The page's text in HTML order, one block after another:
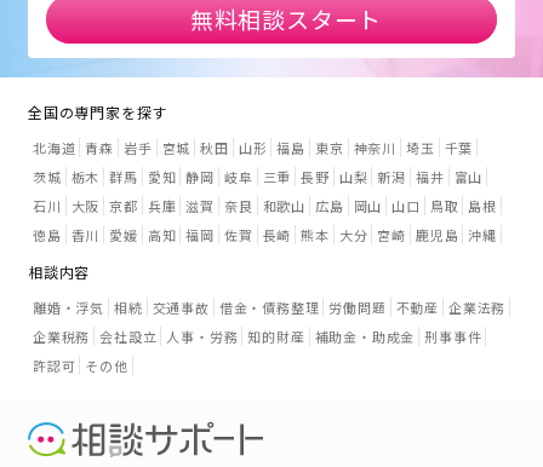
無料相談スタート
全国の専門家を探す
北海道 青森 岩手 宮城 秋田 山形 福島 東京 神奈川 埼玉
千葉
茨城 栃木 群馬 愛知 静岡 岐阜 三重 長野 山梨 新潟 福井
富山
石川
大阪 京都 兵庫 滋賀 奈良 和歌山 広島 岡山 山口 鳥取
島根
徳島 香川 愛媛 高知 福岡 佐賀 長崎 熊本 大分 宮崎 鹿児島 沖縄
相談内容
離婚・浮気 相続 交通事故 借金・債務整理 労働問題 不動産 企業法務
企業税務 会社設立 人事・労務 知的財産 補助金・助成金 刑事事件
許認可 その他